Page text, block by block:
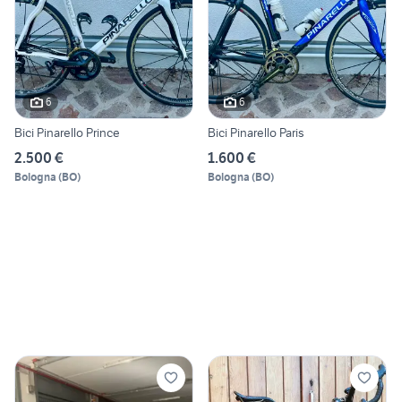
6
Bici Pinarello Prince
2.500 €
Bologna (BO)
6
Bici Pinarello Paris
1.600 €
Bologna (BO)